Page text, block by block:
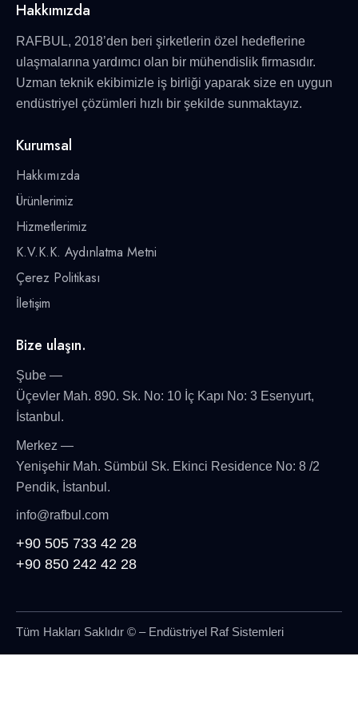
Hakkımızda
RAFBUL, 2018’den beri şirketlerin özel hedeflerine
ulaşmalarına yardımcı olan bir mühendislik firmasıdır.
Uzman teknik ekibimizle iş birliği yaparak size en uygun
endüstriyel çözümleri hızlı bir şekilde sunmaktayız.
Kurumsal
Hakkımızda
Ürünlerimiz
Hizmetlerimiz
K.V.K.K. Aydınlatma Metni
Çerez Politikası
İletişim
Bize ulaşın.
Şube —
Üçevler Mah. 890. Sk. No: 10 İç Kapı No: 3 Esenyurt,
İstanbul.
Merkez —
Yenişehir Mah. Sümbül Sk. Ekinci Residence No: 8 /2
Pendik, İstanbul.
info@rafbul.com
+90 505 733 42 28
+90 850 242 42 28
Tüm Hakları Saklıdır © – Endüstriyel Raf Sistemleri